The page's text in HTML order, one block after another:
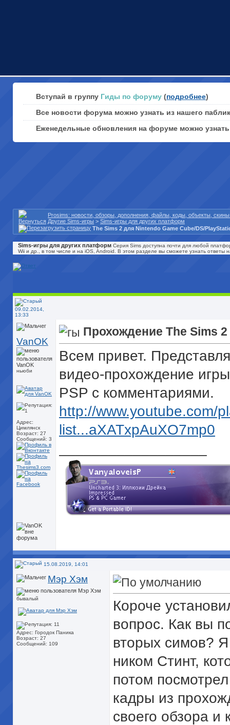
Вступай в группу Гиды по форуму (подробнее)
Все новости форума можно узнать из нашего
Еженедельные обновления на форуме можно
Prosims: новости, обзоры, дополнения, файлы, коды, объекты,
Другие Sims-игры > Sims-игры для других платформ
The Sims 2 для Nintendo Game Cube/DS/
Sims-игры для других платформ Серия Sims доступна почти для любой
Wii и др., в том числе и на iOS, Android. В этом разделе вы сможете узнать ответы
09.02.2014,
13:33
VanOK
ньюби
Адрес:
Цимлянск
Возраст: 27
Сообщений: 3
Прохождение The Sims 2
Всем привет.
видео-прохождение
PSP с комментариями.
http://www.youtube.com/
list...aXATxpAuXO7mp0
15.08.2019, 14:01
Мэр Хэм
бывалый
Адрес: Городок Паника
Возраст: 27
Сообщений: 109
Короче
вопрос. Как вы
вторых симов? Я
ником Стинт,
потом
кадры из
своего обзора и